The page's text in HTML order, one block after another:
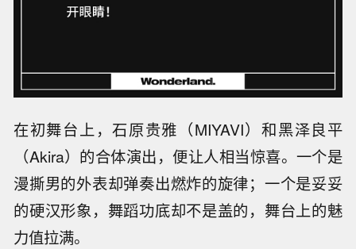
在初舞台上，石原贵雅（MIYAVI）和黑泽良平
（Akira）的合体演出，便让人相当惊喜。一个是
漫撕男的外表却弹奏出燃炸的旋律；一个是妥妥
的硬汉形象，舞蹈功底却不是盖的，舞台上的魅
力值拉满。